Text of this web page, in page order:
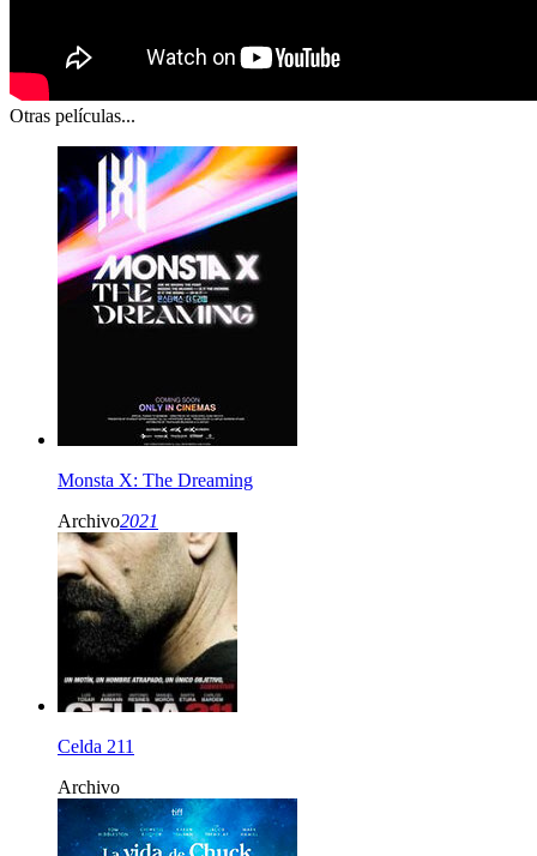
Otras películas...
Monsta X: The Dreaming
Archivo2021
Celda 211
Archivo